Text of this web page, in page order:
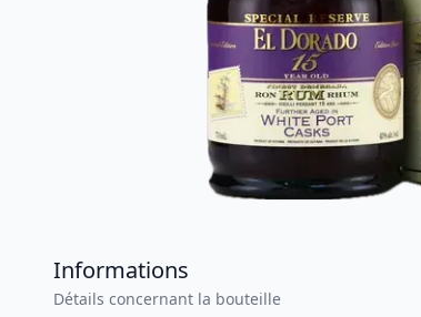
Informations
Détails concernant la bouteille